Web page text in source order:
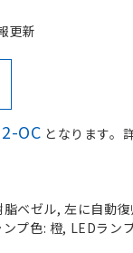
更新
OC となります。
ベゼル, 左に自動
プ色: 橙, LEDラン